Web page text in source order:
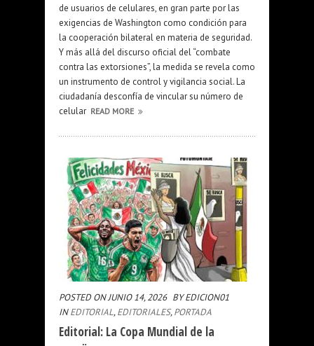
de usuarios de celulares, en gran parte por las
exigencias de Washington como condición para
la cooperación bilateral en materia de seguridad.
Y más allá del discurso oficial del “combate
contra las extorsiones”, la medida se revela como
un instrumento de control y vigilancia social. La
ciudadanía desconfía de vincular su número de
celular READ MORE
POSTED ON JUNIO 14, 2026 BY EDICION01
INEDITORIAL,EDITORIALES,PORTADA
Editorial: La Copa Mundial de la